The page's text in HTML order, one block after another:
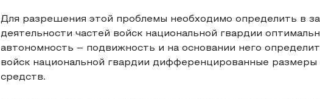
Для разрешения этой проблемы необходимо определить в
деятельности частей войск национальной гвардии
автономность – подвижность и на основании него
войск национальной гвардии дифференцированные размеры
средств.